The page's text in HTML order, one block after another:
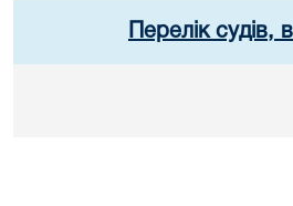
Перелік судів,